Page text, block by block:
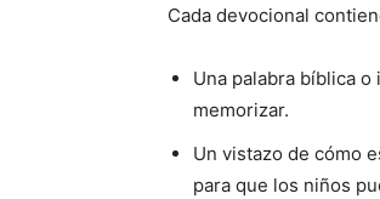
Cada devocional
Una palabra bíblica
memorizar.
Un vistazo de cómo
para que los niños